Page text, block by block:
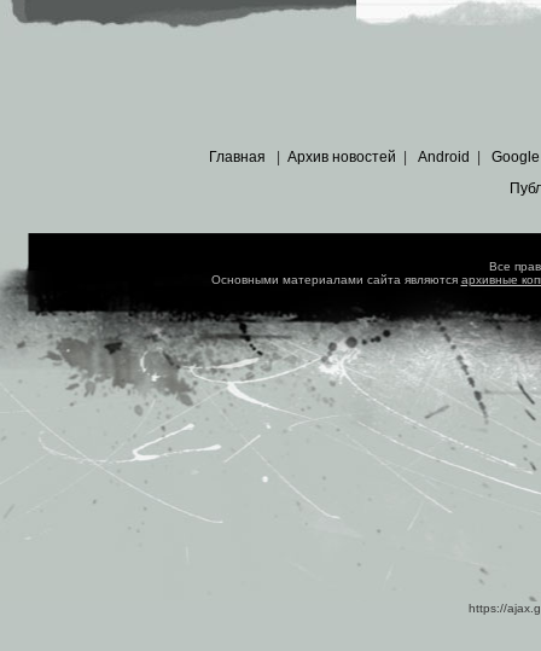
Главная Архив новостей Android Google
Все
Основными материалами сайта являются архивные
https://